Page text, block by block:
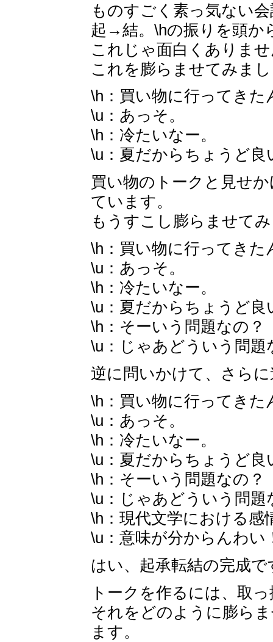
ものすごく素っ気ない
起→結。\hの振りを頭か
これじゃ面白くありま
これを膨らませてみま
\h：買い物に行ってきた
\u：あっそ。
\h：冷たいなー。
\u：夏だからちょうど良
買い物のトークと見せ
ています。
もうすこし膨らませて
\h：買い物に行ってきた
\u：あっそ。
\h：冷たいなー。
\u：夏だからちょうど良
\h：そーいう問題なの？
\u：じゃあどういう問題
逆に問いかけて、さら
\h：買い物に行ってきた
\u：あっそ。
\h：冷たいなー。
\u：夏だからちょうど良
\h：そーいう問題なの？
\u：じゃあどういう問題
\h：現代文学における感
\u：意味が分からんわい
はい、起承転結の完成で
トークを作るには、取
それをどのように膨ら
ます。